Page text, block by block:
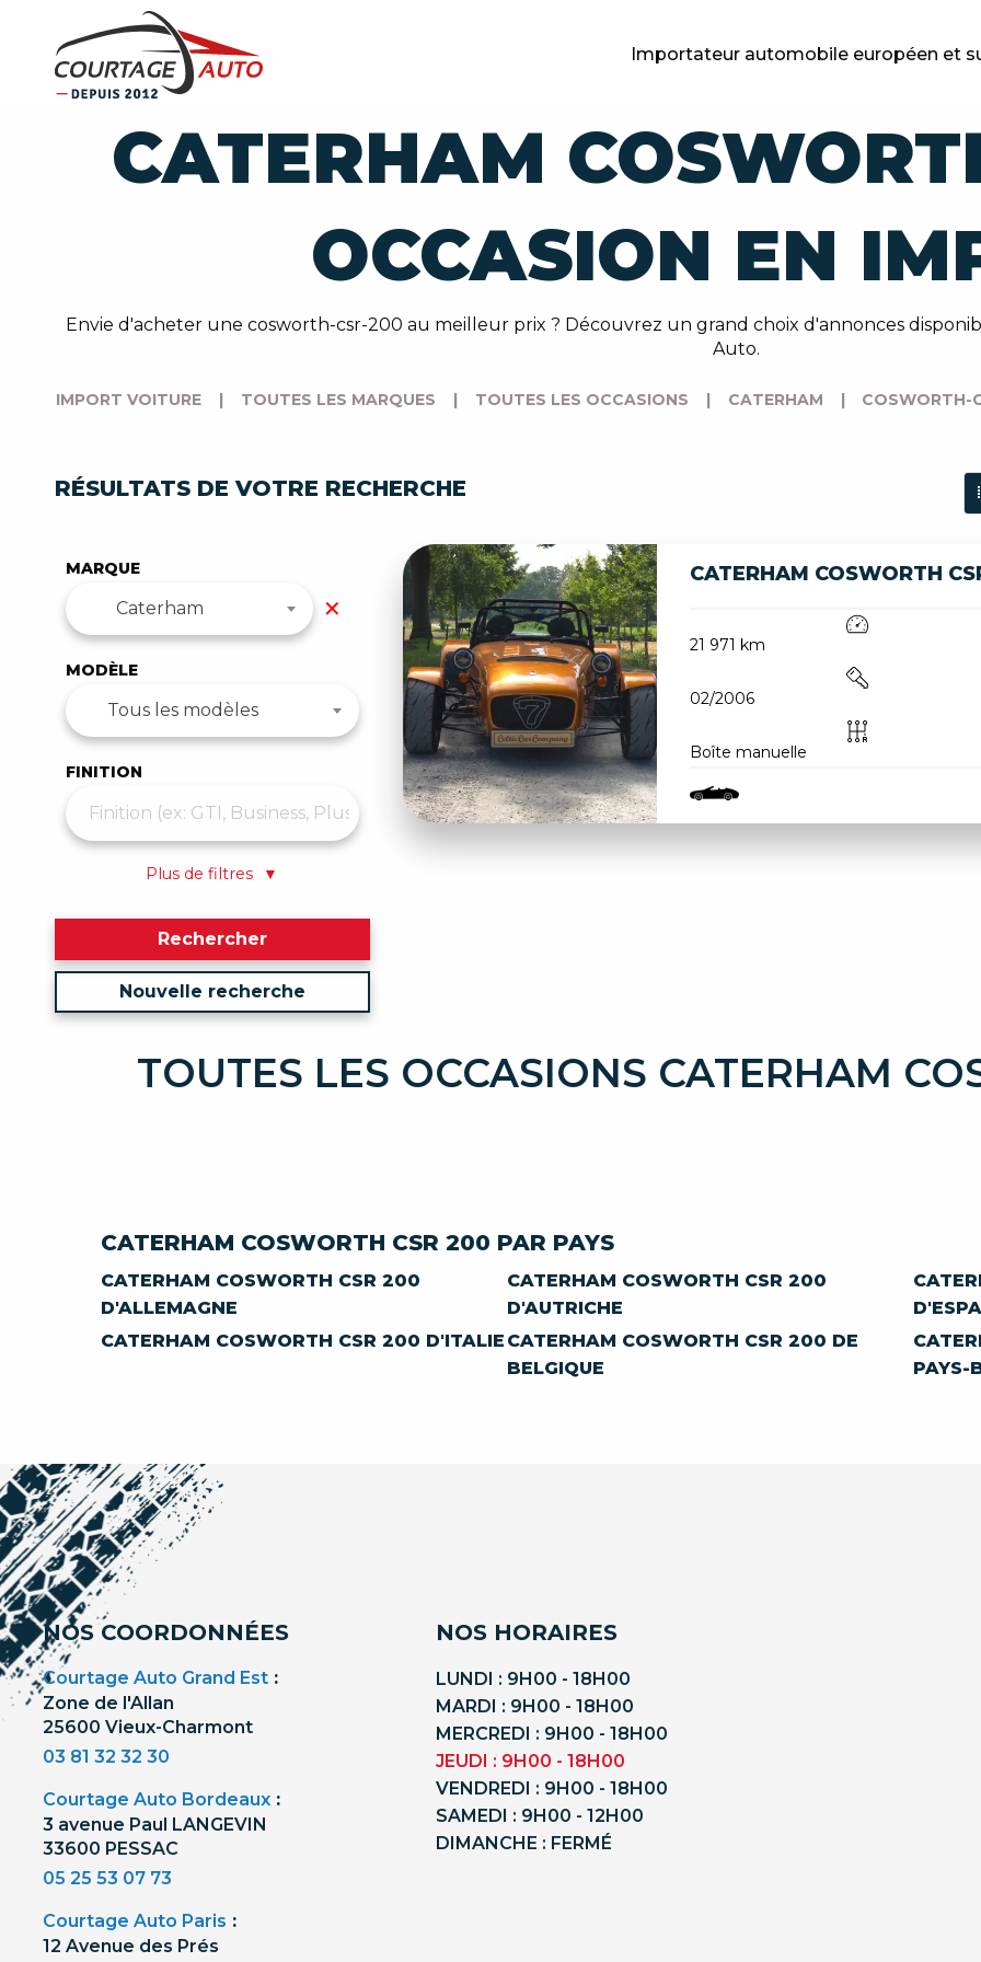
Importateur automobile européen et
CATERHAM
OCCASION EN
Envie d'acheter une cosworth-csr-200 au meilleur prix ? Découvrez un grand choix d'annonces
Auto.
IMPORT VOITURE | TOUTES LES MARQUES | TOUTES LES OCCASIONS | CATERHAM | COSWORTH-
RÉSULTATS DE VOTRE RECHERCHE
MARQUE
Caterham ✕
MODÈLE
Tous les modèles
FINITION
Plus de filtres ▼
Rechercher
Nouvelle recherche
CATERHAM COSWORTH
21 971 km
02/2006
Boîte manuelle
TOUTES LES OCCASIONS CATERHAM
CATERHAM COSWORTH CSR 200 PAR PAYS
CATERHAM COSWORTH CSR 200
D'ALLEMAGNE
CATERHAM COSWORTH CSR 200
D'AUTRICHE
CATERHAM COSWORTH CSR 200 D'ITALIE CATERHAM COSWORTH CSR 200 DE
BELGIQUE
PAYS-
NOS COORDONNÉES
Courtage Auto Grand Est :
Zone de l'Allan
25600 Vieux-Charmont
03 81 32 32 30
Courtage Auto Bordeaux :
3 avenue Paul LANGEVIN
33600 PESSAC
05 25 53 07 73
Courtage Auto Paris :
12 Avenue des Prés
NOS HORAIRES
LUNDI : 9H00 - 18H00
MARDI : 9H00 - 18H00
MERCREDI : 9H00 - 18H00
JEUDI : 9H00 - 18H00
VENDREDI : 9H00 - 18H00
SAMEDI : 9H00 - 12H00
DIMANCHE : FERMÉ